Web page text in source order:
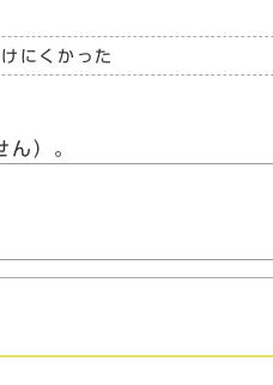
にくかった
）。